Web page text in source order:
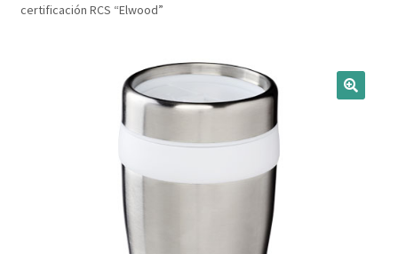
Técnicas del grabado
certificación RCS “Elwood”